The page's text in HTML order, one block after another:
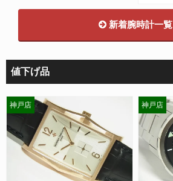
新着腕時計一覧
値下げ品
神戸店 神戸店